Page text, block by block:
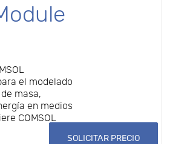
el modelado
masa,
en medios
COMSOL
SOLICITAR PRECIO